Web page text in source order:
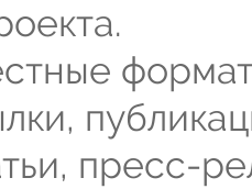
пресс-